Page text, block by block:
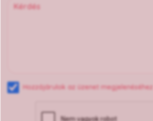
Hozzájárulok az üzenet megjelenéséhez